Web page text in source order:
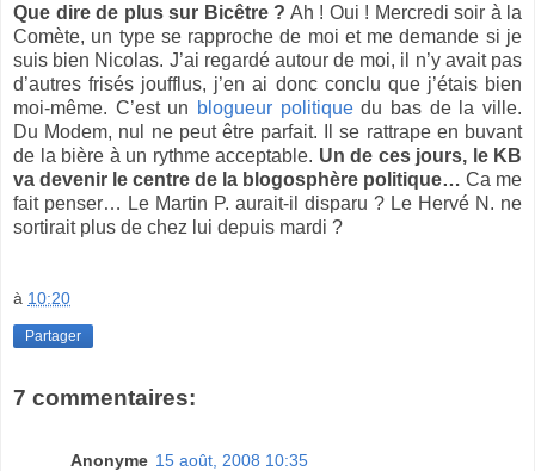
Que dire de plus sur Bicêtre ? Ah ! Oui ! Mercredi soir à la
Comète, un type se rapproche de moi et me demande si je
suis bien Nicolas. J’ai regardé autour de moi, il n’y avait pas
d’autres frisés joufflus, j’en ai donc conclu que j’étais bien
moi-même. C’est un blogueur politiquedu bas de la ville.
Du Modem, nul ne peut être parfait. Il se rattrape en buvant
de la bière à un rythme acceptable. Un de ces jours, le KB
va devenir le centre de la blogosphère politique… Ca me
fait penser… Le Martin P. aurait-il disparu ? Le Hervé N. ne
sortirait plus de chez lui depuis mardi ?
à 10:20
Partager
7 commentaires:
Anonyme 15 août, 2008 10:35